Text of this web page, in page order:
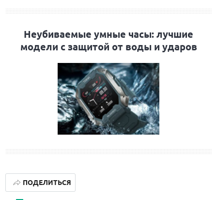
Неубиваемые умные часы: лучшие
модели с защитой от воды и ударов
ПОДЕЛИТЬСЯ